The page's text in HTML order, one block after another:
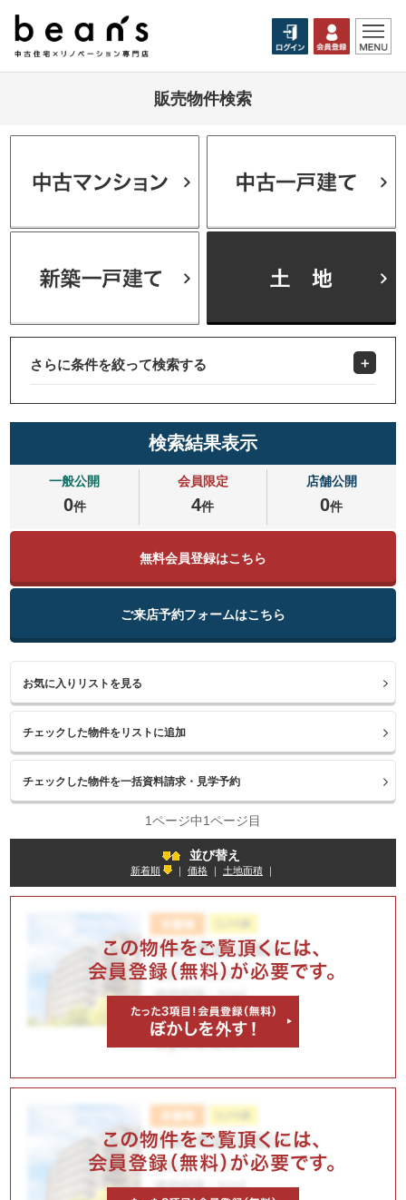
販売物件検索
さらに条件を絞って検索する
検索結果表示
一般公開
0件
会員限定
4件
店舗公開
0件
無料会員登録はこちら
ご来店予約フォームはこちら
お気に入りリストを見る
1ページ中1ページ目
並び替え
新着順 価格 土地面積